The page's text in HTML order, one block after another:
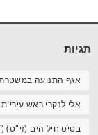
תגיות
אגף התנועה
אלי לנקרי ראש
בסיס חיל הים (זי"ס)(27)